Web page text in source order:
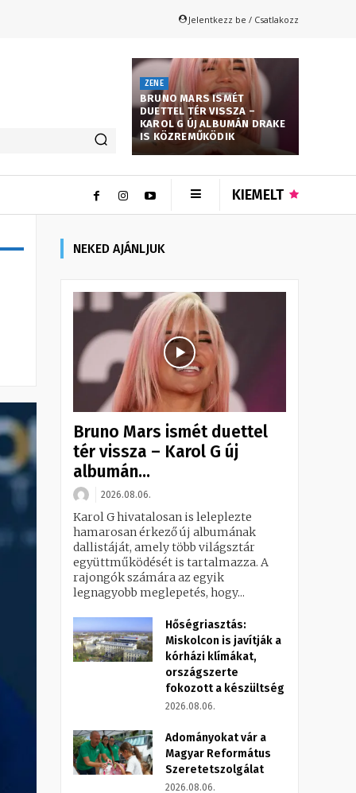
Jelentkezz be / Csatlakozz
ZENE
BRUNO MARS ISMÉT
DUETTEL TÉR VISSZA –
KAROL G ÚJ ALBUMÁN DRAKE
IS KÖZREMŰKÖDIK
KIEMELT
NEKED AJÁNLJUK
Bruno Mars ismét duettel
tér vissza – Karol G új
albumán...
2026.08.06.
Karol G hivatalosan is leleplezte
hamarosan érkező új albumának
dallistáját, amely több világsztár
együttműködését is tartalmazza. A
rajongók számára az egyik
legnagyobb meglepetés, hogy...
Hőségriasztás:
Miskolcon is javítják a
kórházi klímákat,
országszerte
fokozott a készültség
2026.08.06.
Adományokat vár a
Magyar Református
Szeretetszolgálat
2026.08.06.